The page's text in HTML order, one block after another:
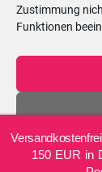
Zustimmung
Funktionen
n
n
a
:
Montag
Dienstag
150 EUR in